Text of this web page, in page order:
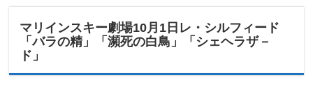
マリインスキー劇場10月1日レ・シルフィード
「バラの精」「瀕死の白鳥」「シェヘラザ－
ド」